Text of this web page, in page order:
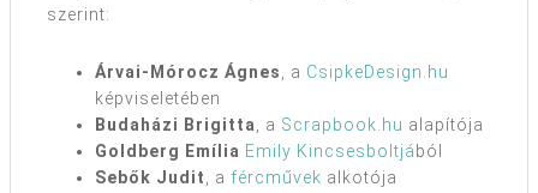
szerint:
Árvai-Mórocz Ágnes, a CsipkeDesign.hu
képviseletében
Budaházi Brigitta, a Scrapbook.hu alapítója
Goldberg Emília Emily Kincsesboltjá ból
Sebők Judit, a fércművek alkotója